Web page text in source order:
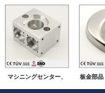
マシニングセンター、 板金部品